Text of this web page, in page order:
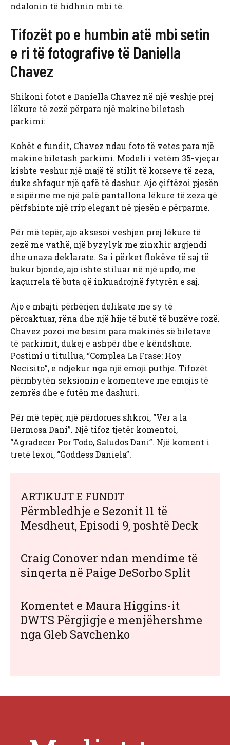
ndalonin të hidhnin mbi të.
Tifozët po e humbin atë mbi setin
e ri të fotografive të Daniella
Chavez
Shikoni fotot e Daniella Chavez në një veshje prej
lëkure të zezë përpara një makine biletash
parkimi:
Kohët e fundit, Chavez ndau foto të vetes para një
makine biletash parkimi. Modeli i vetëm 35-vjeçar
kishte veshur një majë të stilit të korseve të zeza,
duke shfaqur një qafë të dashur. Ajo çiftëzoi pjesën
e sipërme me një palë pantallona lëkure të zeza që
përfshinte një rrip elegant në pjesën e përparme.
Për më tepër, ajo aksesoi veshjen prej lëkure të
zezë me vathë, një byzylyk me zinxhir argjendi
dhe unaza deklarate. Sa i përket flokëve të saj të
bukur bjonde, ajo ishte stiluar në një updo, me
kaçurrela të buta që inkuadrojnë fytyrën e saj.
Ajo e mbajti përbërjen delikate me sy të
përcaktuar, rëna dhe një hije të butë të buzëve rozë.
Chavez pozoi me besim para makinës së biletave
të parkimit, dukej e ashpër dhe e këndshme.
Postimi u titullua, “Complea La Frase: Hoy
Necisito”, e ndjekur nga një emoji puthje. Tifozët
përmbytën seksionin e komenteve me emojis të
zemrës dhe e futën me dashuri.
Për më tepër, një përdorues shkroi, “Ver a la
Hermosa Dani”. Një tifoz tjetër komentoi,
“Agradecer Por Todo, Saludos Dani”. Një koment i
tretë lexoi, “Goddess Daniela”.
ARTIKUJT E FUNDIT
Përmbledhje e Sezonit 11 të
Mesdheut, Episodi 9, poshtë Deck
Craig Conover ndan mendime të
sinqerta në Paige DeSorbo Split
Komentet e Maura Higgins-it
DWTS Përgjigje e menjëhershme
nga Gleb Savchenko